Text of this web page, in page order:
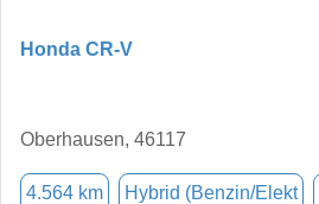
Honda CR-V
Oberhausen, 46117
4.564 km Hybrid (Benzin/Elekt